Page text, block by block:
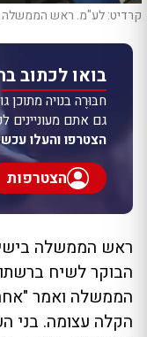
קרדיט: לע"מ. ראש הממשלה
בואו לכתוב
חבּוּרֶה בנויה מתוכן
גם אתם מעוניינים
הצטרפו והעלו
הצטרפות
ראש הממשלה
הבוקר לשיח
הממשלה ואמר
הקלה עצומה. בני